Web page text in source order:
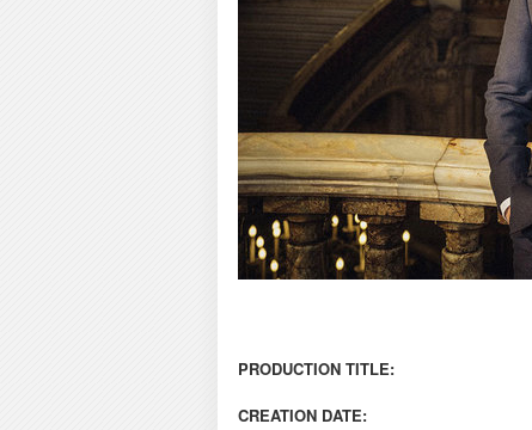
PRODUCTION TITLE:
CREATION DATE: